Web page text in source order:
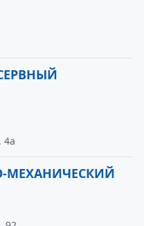
4а
МЕХАНИЧЕСКИЙ